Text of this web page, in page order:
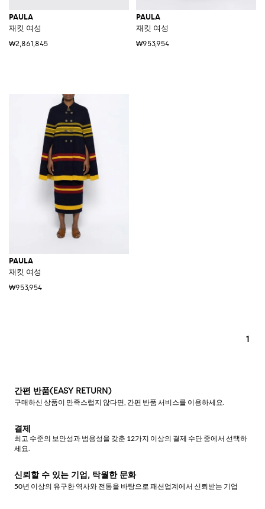
PAULA
재킷 여성
₩2,861,845
PAULA
재킷 여성
₩953,954
PAULA
재킷 여성
₩953,954
1
간편 반품(EASY RETURN)
구매하신 상품이 만족스럽지 않다면, 간편 반품 서비스를 이용하세요.
결제
최고 수준의 보안성과 범용성을 갖춘 12가지 이상의 결제 수단 중에서 선택하
세요.
신뢰할 수 있는 기업, 탁월한 문화
50년 이상의 유구한 역사와 전통을 바탕으로 패션업계에서 신뢰받는 기업